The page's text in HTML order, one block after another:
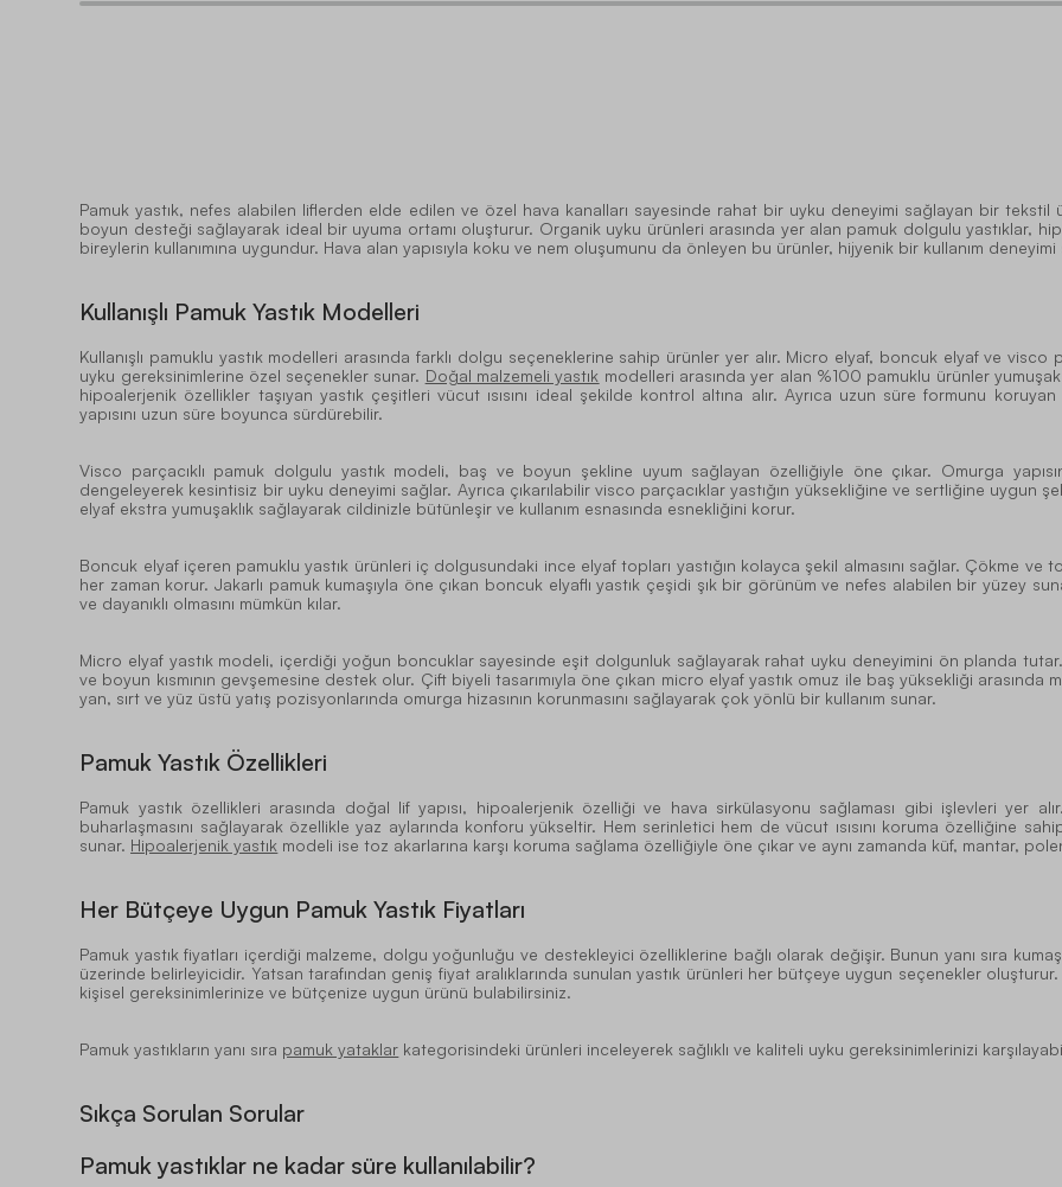
Pamuk yastık, nefes alabilen liflerden elde edilen ve özel hava kanalları sayesinde rahat bir uyku deneyimi sağlayan bir tekstil
boyun desteği sağlayarak ideal bir uyuma ortamı oluşturur. Organik uyku ürünleri arasında yer alan pamuk dolgulu yastıklar,
bireylerin kullanımına uygundur. Hava alan yapısıyla koku ve nem oluşumunu da önleyen bu ürünler, hijyenik bir kullanım deneyimi
Kullanışlı Pamuk Yastık Modelleri
Kullanışlı pamuklu yastık modelleri arasında farklı dolgu seçeneklerine sahip ürünler yer alır. Micro elyaf, boncuk elyaf ve visco
uyku gereksinimlerine özel seçenekler sunar. Doğal malzemeli yastık modelleri arasında yer alan %100 pamuklu ürünler
hipoalerjenik özellikler taşıyan yastık çeşitleri vücut ısısını ideal şekilde kontrol altına alır. Ayrıca uzun süre formunu
yapısını uzun süre boyunca sürdürebilir.
Visco parçacıklı pamuk dolgulu yastık modeli, baş ve boyun şekline uyum sağlayan özelliğiyle öne çıkar. Omurga
dengeleyerek kesintisiz bir uyku deneyimi sağlar. Ayrıca çıkarılabilir visco parçacıklar yastığın yüksekliğine ve sertliğine uygun
elyaf ekstra yumuşaklık sağlayarak cildinizle bütünleşir ve kullanım esnasında esnekliğini korur.
Boncuk elyaf içeren pamuklu yastık ürünleri iç dolgusundaki ince elyaf topları yastığın kolayca şekil almasını sağlar. Çökme ve
her zaman korur. Jakarlı pamuk kumaşıyla öne çıkan boncuk elyaflı yastık çeşidi şık bir görünüm ve nefes alabilen bir yüzey
ve dayanıklı olmasını mümkün kılar.
Micro elyaf yastık modeli, içerdiği yoğun boncuklar sayesinde eşit dolgunluk sağlayarak rahat uyku deneyimini ön planda
ve boyun kısmının gevşemesine destek olur. Çift biyeli tasarımıyla öne çıkan micro elyaf yastık omuz ile baş yüksekliği arasında
yan, sırt ve yüz üstü yatış pozisyonlarında omurga hizasının korunmasını sağlayarak çok yönlü bir kullanım sunar.
Pamuk Yastık Özellikleri
Pamuk yastık özellikleri arasında doğal lif yapısı, hipoalerjenik özelliği ve hava sirkülasyonu sağlaması gibi işlevleri yer
buharlaşmasını sağlayarak özellikle yaz aylarında konforu yükseltir. Hem serinletici hem de vücut ısısını koruma özelliğine
sunar. Hipoalerjenik yastık modeli ise toz akarlarına karşı koruma sağlama özelliğiyle öne çıkar ve aynı zamanda küf, mantar,
Her Bütçeye Uygun Pamuk Yastık Fiyatları
Pamuk yastık fiyatları içerdiği malzeme, dolgu yoğunluğu ve destekleyici özelliklerine bağlı olarak değişir. Bunun yanı sıra
üzerinde belirleyicidir. Yatsan tarafından geniş fiyat aralıklarında sunulan yastık ürünleri her bütçeye uygun seçenekler oluşturur.
kişisel gereksinimlerinize ve bütçenize uygun ürünü bulabilirsiniz.
Pamuk yastıkların yanı sıra pamuk yataklar kategorisindeki ürünleri inceleyerek sağlıklı ve kaliteli uyku gereksinimlerinizi
Sıkça Sorulan Sorular
Pamuk yastıklar ne kadar süre kullanılabilir?